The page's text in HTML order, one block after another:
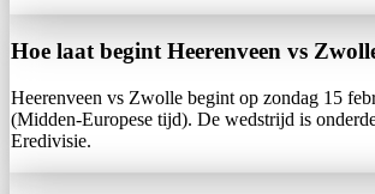
Hoe laat begint Heerenveen vs
Heerenveen vs Zwolle begint op zondag 15
(Midden-Europese tijd). De wedstrijd is
Eredivisie.